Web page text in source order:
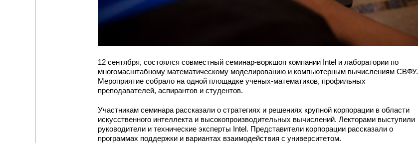
12 сентября, состоялся совместный семинар-воркшоп компании Intel и лаборатории по
многомасштабному математическому моделированию и компьютерным вычислениям СВФУ.
Мероприятие собрало на одной площадке ученых-математиков, профильных
преподавателей, аспирантов и студентов.
Участникам семинара рассказали о стратегиях и решениях крупной корпорации в области
искусственного интеллекта и высокопроизводительных вычислений. Лекторами выступили
руководители и технические эксперты Intel. Представители корпорации рассказали о
программах поддержки и вариантах взаимодействия с университетом.